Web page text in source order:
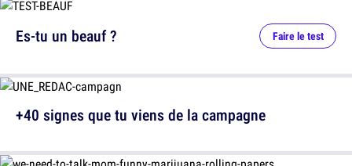
Es-tu un beauf ? Faire le test
+40 signes que tu viens de la campagne